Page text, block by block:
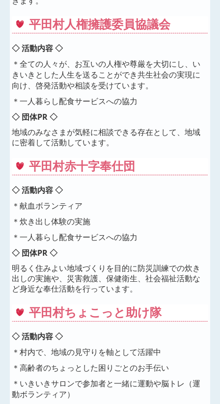
平田村人権擁護委員協議会
◇ 活動内容 ◇
＊全ての人々が、お互いの人権や尊厳を大切にし、い
きいきとした人生を送ることができ共生社会の実現に
向け、啓発活動や相談を受けています。
＊一人暮らし配食サービスへの協力
◇ 団体PR ◇
地域のみなさまが気軽に相談できる存在として、地域
に密着して活動しています。
平田村赤十字奉仕団
◇ 活動内容 ◇
＊献血ボランティア
＊炊き出し体験の実施
＊一人暮らし配食サービスへの協力
◇ 団体PR ◇
明るく住みよい地域づくりを目的に防災訓練での炊き
出しの実施や、災害救護、保健衛生、社会福祉活動な
ど身近な奉仕活動を行っています。
平田村ちょこっと助け隊
◇ 活動内容 ◇
＊村内で、地域の見守りを軸として活躍中
＊高齢者のちょっとした困りごとのお手伝い
＊いきいきサロンで参加者と一緒に運動や脳トレ（運
動ボランティア）